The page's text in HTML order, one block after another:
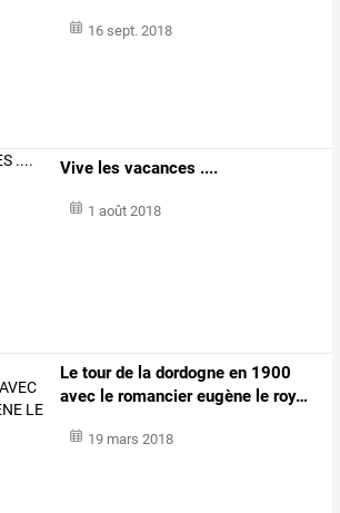
16 sept. 2018
Vive les vacances ....
1 août 2018
Le tourde la dordogne en 1900
avec le romanciereugène le roy…
19 mars 2018